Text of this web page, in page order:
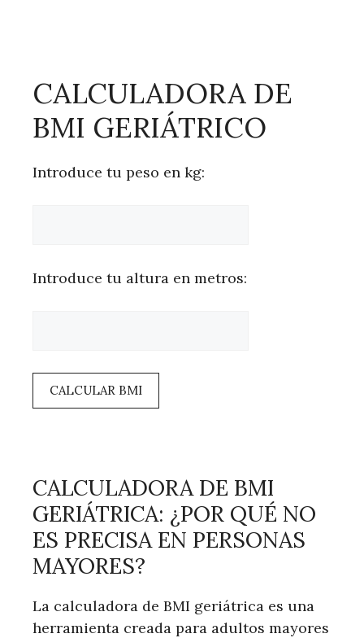
CALCULADORA DE
BMI GERIÁTRICO
Introduce tu peso en kg:
Introduce tu altura en metros:
CALCULAR BMI
CALCULADORA DE BMI
GERIÁTRICA: ¿POR QUÉ NO
ES PRECISA EN PERSONAS
MAYORES?
La calculadora de BMI geriátrica es una
herramienta creada para adultos mayores